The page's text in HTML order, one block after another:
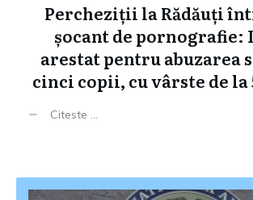
Percheziții la Rădăuți
șocant de pornografie:
arestat pentru abuzarea
cinci copii, cu vârste de la
Citeste ...